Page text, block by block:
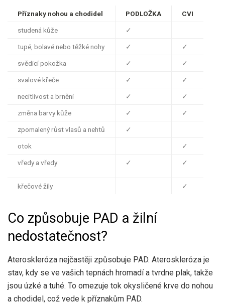
Příznaky nohou a chodidel PODLOŽKA CVI
studená kůže ✓
tupé, bolavé nebo těžké nohy ✓ ✓
svědicí pokožka ✓ ✓
svalové křeče ✓ ✓
necitlivost a brnění ✓ ✓
změna barvy kůže ✓ ✓
zpomalený růst vlasů a nehtů ✓
otok ✓
vředy a vředy ✓ ✓
křečové žíly ✓
Co způsobuje PAD a žilní
nedostatečnost?
Ateroskleróza nejčastěji způsobuje PAD. Ateroskleróza je
stav, kdy se ve vašich tepnách hromadí a tvrdne plak, takže
jsou úzké a tuhé. To omezuje tok okysličené krve do nohou
a chodidel, což vede k příznakům PAD.